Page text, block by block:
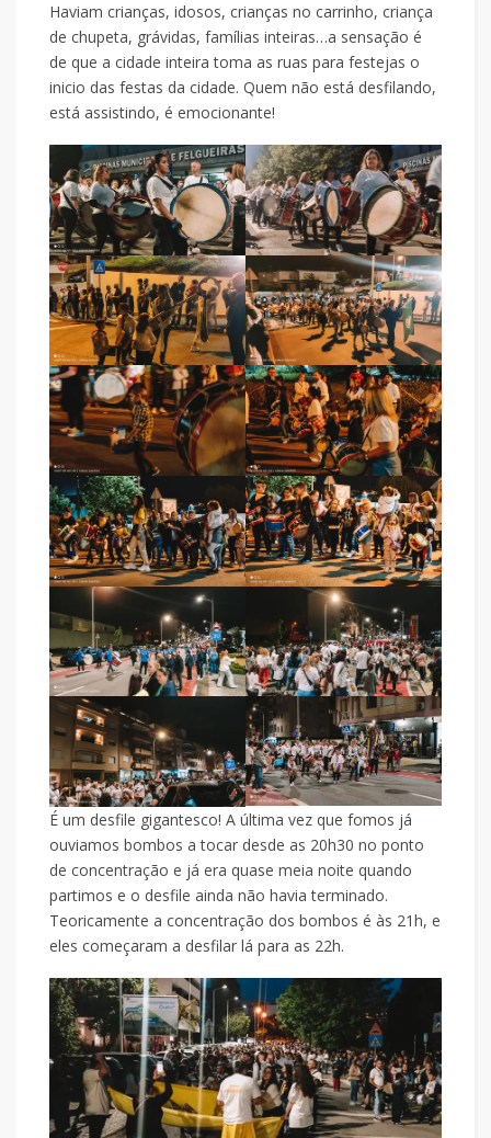
Haviam crianças, idosos, crianças no carrinho, criança
de chupeta, grávidas, famílias inteiras…a sensação é
de que a cidade inteira toma as ruas para festejas o
inicio das festas da cidade. Quem não está desfilando,
está assistindo, é emocionante!
É um desfile gigantesco! A última vez que fomos já
ouviamos bombos a tocar desde as 20h30 no ponto
de concentração e já era quase meia noite quando
partimos e o desfile ainda não havia terminado.
Teoricamente a concentração dos bombos é às 21h, e
eles começaram a desfilar lá para as 22h.